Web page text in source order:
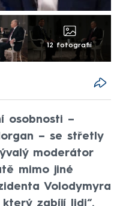
12 fotografií
osobnosti –
– se střetly
moderátor
mimo jiné
Volodymyra
který zabíjí lidi“.